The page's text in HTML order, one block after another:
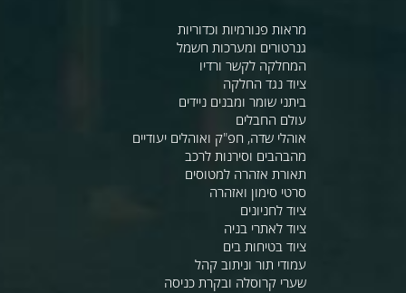
מראות פנורמיות וכדוריות
גנרטורים ומערכות חשמל
המחלקה לקשר ורדיו
ציוד נגד החלקה
ביתני שומר ומבנים ניידים
עולם החבלים
אוהלי שדה, חפ"ק ואוהלים יעודיים
מהבהבים וסירנות לרכב
תאורת אזהרה למטוסים
סרטי סימון ואזהרה
ציוד לחניונים
ציוד לאתרי בניה
ציוד בטיחות בים
עמודי תור וניתוב קהל
שערי קרוסלה ובקרת כניסה